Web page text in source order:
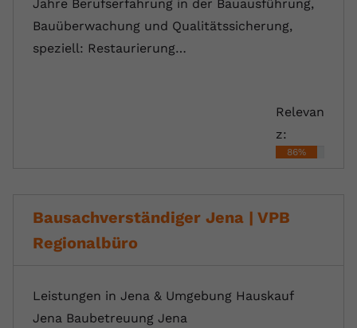
Jahre Berufserfahrung in der Bauausführung,
Bauüberwachung und Qualitätssicherung,
speziell: Restaurierung…
Relevan
z:
86%
Bausachverständiger Jena | VPB
Regionalbüro
Leistungen in Jena & Umgebung Hauskauf
Jena Baubetreuung Jena